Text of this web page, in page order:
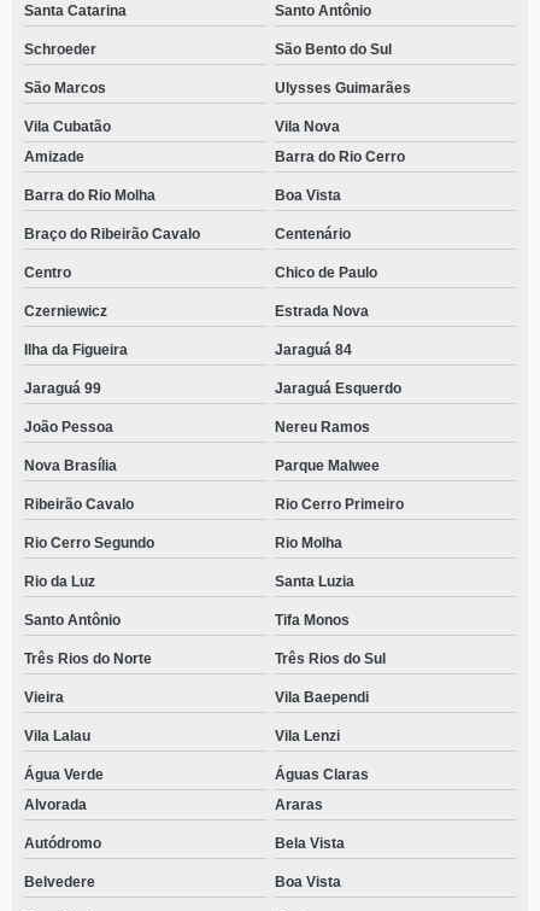
Santa Catarina Santo Antônio
Schroeder São Bento do Sul
São Marcos Ulysses Guimarães
Vila Cubatão
Vila Nova
Amizade
Barra do Rio Cerro
Barra do Rio Molha Boa Vista
Braço do Ribeirão Cavalo Centenário
Centro Chico de Paulo
Czerniewicz Estrada Nova
Ilha da Figueira Jaraguá 84
Jaraguá 99 Jaraguá Esquerdo
João Pessoa Nereu Ramos
Nova Brasília Parque Malwee
Ribeirão Cavalo Rio Cerro Primeiro
Rio Cerro Segundo Rio Molha
Rio da Luz Santa Luzia
Santo Antônio Tifa Monos
Três Rios do Norte Três Rios do Sul
Vieira Vila Baependi
Vila Lalau Vila Lenzi
Água Verde
Águas Claras
Alvorada
Araras
Autódromo Bela Vista
Belvedere Boa Vista